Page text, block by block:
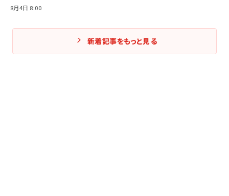
8月4日 8:00
新着記事をもっと見る